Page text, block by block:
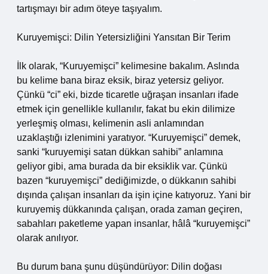
tartışmayı bir adım öteye taşıyalım.
Kuruyemişci: Dilin Yetersizliğini Yansıtan Bir Terim
İlk olarak, “Kuruyemişci” kelimesine bakalım. Aslında
bu kelime bana biraz eksik, biraz yetersiz geliyor.
Çünkü “ci” eki, bizde ticaretle uğraşan insanları ifade
etmek için genellikle kullanılır, fakat bu ekin dilimize
yerleşmiş olması, kelimenin asli anlamından
uzaklaştığı izlenimini yaratıyor. “Kuruyemişci” demek,
sanki “kuruyemişi satan dükkan sahibi” anlamına
geliyor gibi, ama burada da bir eksiklik var. Çünkü
bazen “kuruyemişci” dediğimizde, o dükkanın sahibi
dışında çalışan insanları da işin içine katıyoruz. Yani bir
kuruyemiş dükkanında çalışan, orada zaman geçiren,
sabahları paketleme yapan insanlar, hâlâ “kuruyemişci”
olarak anılıyor.
Bu durum bana şunu düşündürüyor: Dilin doğası